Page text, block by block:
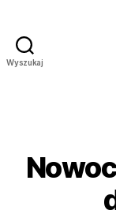
Wyszukaj